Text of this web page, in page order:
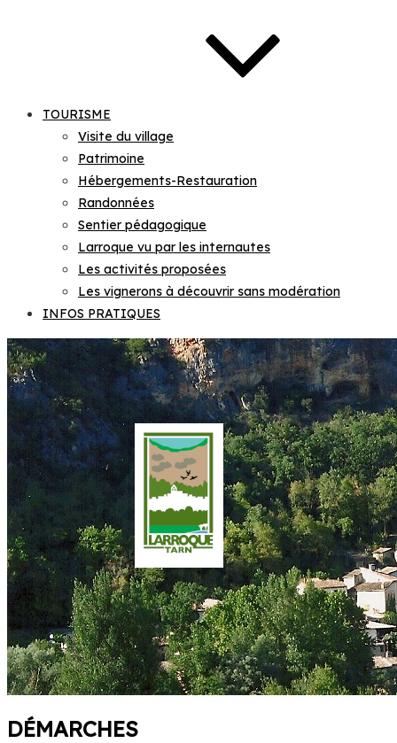
TOURISME
Visite du village
Patrimoine
Hébergements-Restauration
Randonnées
Sentier pédagogique
Larroque vu par les internautes
Les activités proposées
Les vignerons à découvrir sans modération
INFOS PRATIQUES
DÉMARCHES